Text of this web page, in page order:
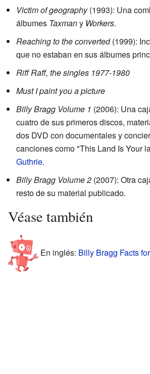
Victim of geography(1993): Una
álbumes Taxmany Workers.
Reaching to the converted(1999):
que no estaban en sus álbumes
Riff Raff, the singles 1977-1980
Must I paint you a picture
Billy Bragg Volume 1 (2006): Una
cuatro de sus primeros discos,
dos DVD con documentales y
canciones como "This Land Is Your
Guthrie.
Billy Bragg Volume 2 (2007): Otra
resto de su material publicado.
Véase también
En inglés: Billy Bragg Facts